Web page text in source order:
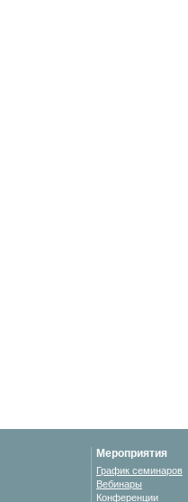
Мероприятия
График семинаров
Вебинары
Конференции